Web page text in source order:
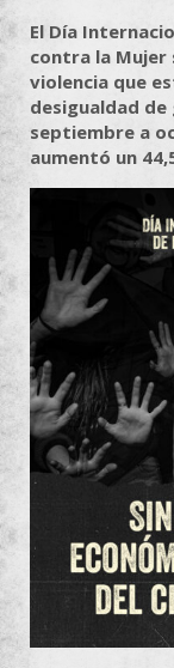
El Día
contra la Mujer
violencia que
desigualdad de
septiembre a
aumentó un